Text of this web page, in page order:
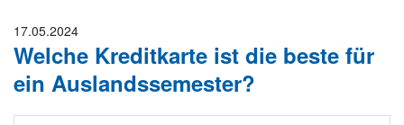
17.05.2024
Welche Kreditkarte ist die beste für
ein Auslandssemester?